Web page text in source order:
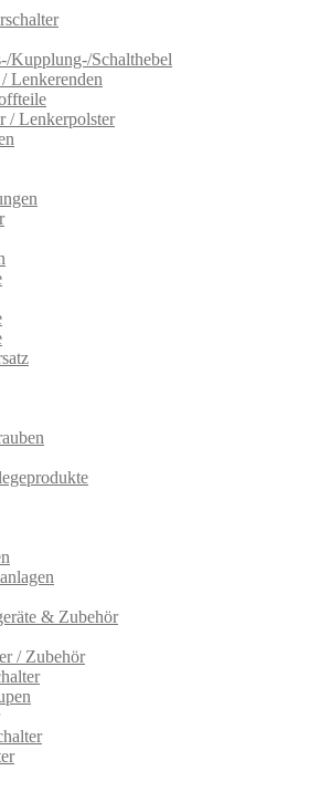
Kupplung-/Schalthebel
Lenkerenden
/ Lenkerpolster
& Zubehör
/ Zubehör